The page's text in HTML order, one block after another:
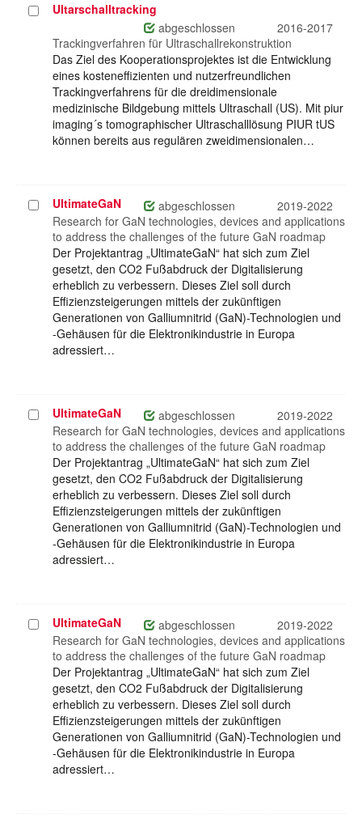
ProjektUltarschalltracking
abgeschlossen
2016-2017
Trackingverfahren für Ultraschallrekonstruktion
Das Ziel des Kooperationsprojektes ist die Entwicklung
eines kosteneffizienten und nutzerfreundlichen
Trackingverfahrens für die dreidimensionale
medizinische Bildgebung mittels Ultraschall (US). Mit piur
imaging´s tomographischer Ultraschalllösung PIUR tUS
können bereits aus regulären zweidimensionalen…
Projekt
auswählen
UltimateGaN abgeschlossen
2019-2022
Research for GaN technologies, devices and applications
to address the challenges of the future GaN roadmap
Der Projektantrag „UltimateGaN“ hat sich zum Ziel
gesetzt, den CO2 Fußabdruck der Digitalisierung
erheblich zu verbessern. Dieses Ziel soll durch
Effizienzsteigerungen mittels der zukünftigen
Generationen von Galliumnitrid (GaN)-Technologien und
-Gehäusen für die Elektronikindustrie in Europa
adressiert…
Projekt
auswählen
UltimateGaN abgeschlossen
2019-2022
Research for GaN technologies, devices and applications
to address the challenges of the future GaN roadmap
Der Projektantrag „UltimateGaN“ hat sich zum Ziel
gesetzt, den CO2 Fußabdruck der Digitalisierung
erheblich zu verbessern. Dieses Ziel soll durch
Effizienzsteigerungen mittels der zukünftigen
Generationen von Galliumnitrid (GaN)-Technologien und
-Gehäusen für die Elektronikindustrie in Europa
adressiert…
Projekt
auswählen
UltimateGaN abgeschlossen
2019-2022
Research for GaN technologies, devices and applications
to address the challenges of the future GaN roadmap
Der Projektantrag „UltimateGaN“ hat sich zum Ziel
gesetzt, den CO2 Fußabdruck der Digitalisierung
erheblich zu verbessern. Dieses Ziel soll durch
Effizienzsteigerungen mittels der zukünftigen
Generationen von Galliumnitrid (GaN)-Technologien und
-Gehäusen für die Elektronikindustrie in Europa
adressiert…